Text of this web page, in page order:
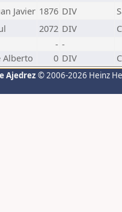
Javier 1876 DIV
2072 DIV
- -
Alberto 0 DIV
Ajedrez © 2006-2026 Heinz